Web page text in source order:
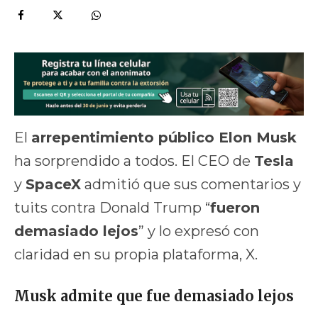
El arrepentimiento público Elon Musk
ha sorprendido a todos. El CEO de Tesla
y SpaceX admitió que sus comentarios y
tuits contra Donald Trump “fueron
demasiado lejos” y lo expresó con
claridad en su propia plataforma, X.
Musk admite que fue demasiado lejos